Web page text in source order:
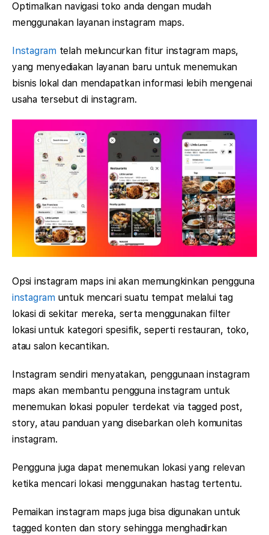
Optimalkan navigasi toko anda dengan mudah
menggunakan layanan instagram maps.
Instagram telah meluncurkan fitur instagram maps,
yang menyediakan layanan baru untuk menemukan
bisnis lokal dan mendapatkan informasi lebih mengenai
usaha tersebut di instagram.
Opsi instagram maps ini akan memungkinkan pengguna
instagram untuk mencari suatu tempat melalui tag
lokasi di sekitar mereka, serta menggunakan filter
lokasi untuk kategori spesifik, seperti restauran, toko,
atau salon kecantikan.
Instagram sendiri menyatakan, penggunaan instagram
maps akan membantu pengguna instagram untuk
menemukan lokasi populer terdekat via tagged post,
story, atau panduan yang disebarkan oleh komunitas
instagram.
Pengguna juga dapat menemukan lokasi yang relevan
ketika mencari lokasi menggunakan hastag tertentu.
Pemaikan instagram maps juga bisa digunakan untuk
tagged konten dan story sehingga menghadirkan